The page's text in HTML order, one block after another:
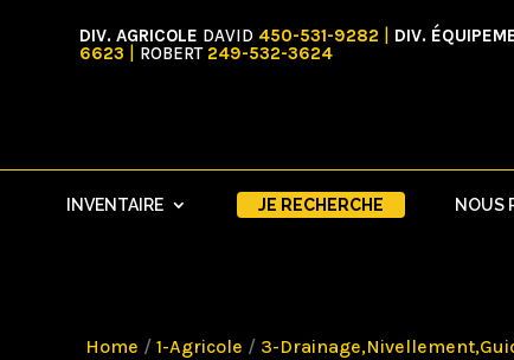
DIV. AGRICOLE DAVID 450-531-9282 DIV.
6623
ROBERT 249-532-3624
INVENTAIRE JE RECHERCHE NOUS
Home / 1-Agricole / 3-